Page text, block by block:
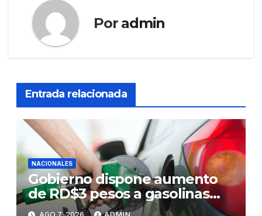
Por admin
Entrada relacionada
NACIONALES
Gobierno dispone aumento
de RD$3 pesos a gasolinas
premium y regular